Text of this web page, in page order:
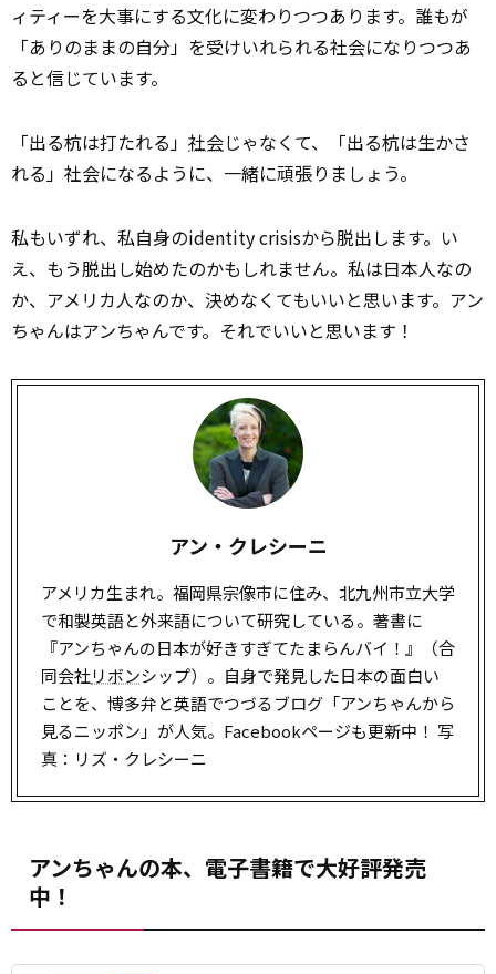
ィティーを大事にする文化に変わりつつあります。誰もが
「ありのままの自分」を受けいれられる社会になりつつあ
ると信じています。
「出る杭は打たれる」 社会じゃなくて、「出る杭は生かさ
れる」社会になるように、一緒に頑張りましょう。
私もいずれ、私自身のidentity crisisから脱出します。い
え、もう脱出し始めたのかもしれません。私は日本人なの
か、アメリカ人なのか、決めなくてもいいと思います。アン
ちゃんはアンちゃんです。それでいいと思います！
アン・クレシーニ
アメリカ生まれ。福岡県宗像市に住み、北九州市立大学
で和製英語と外来語について研究している。著書に
『アンちゃんの日本が好きすぎてたまらんバイ！』（合
同会社リボンシップ）。自身で発見した日本の面白い
ことを、博多弁と英語でつづるブログ「アンちゃんから
見るニッポン」が人気。Facebookページも更新中！ 写
真：リズ・クレシーニ
アンちゃんの本、電子書籍で大好評発売
中！